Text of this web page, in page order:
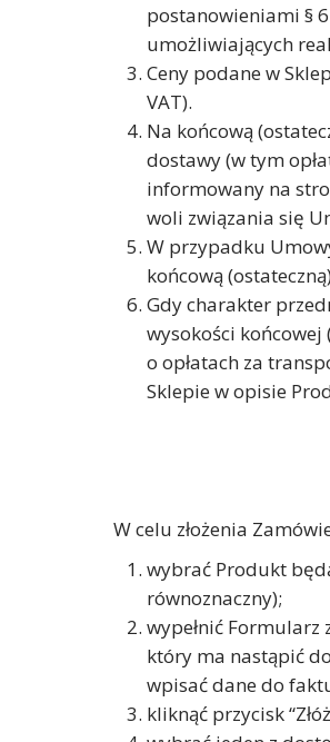
postanowieniami §
umożliwiających
Ceny podane w
VAT).
Na końcową
dostawy (w tym
informowany na
woli związania się
W przypadku
końcową
Gdy charakter
wysokości
o opłatach za
Sklepie w opisie
W celu złożenia
wybrać Produkt
równoznaczny);
wypełnić
który ma nastąpić
wpisać dane do
kliknąć przycisk